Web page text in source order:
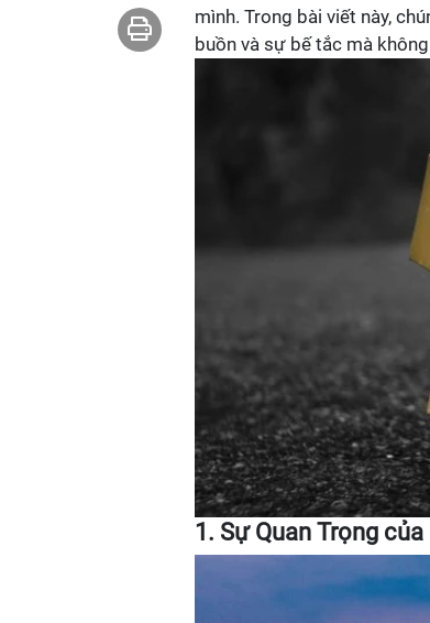
mình. Trong bài viết này,
buồn và sự bế tắc mà
1. Sự Quan Trọng